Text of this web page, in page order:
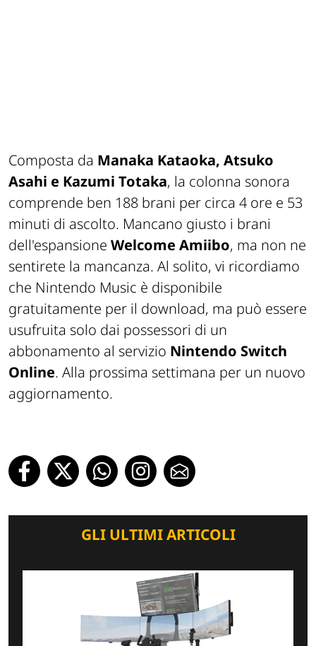
Composta da Manaka Kataoka, Atsuko
Asahi e Kazumi Totaka, la colonna sonora
comprende ben 188 brani per circa 4 ore e 53
minuti di ascolto. Mancano giusto i brani
dell'espansione Welcome Amiibo, ma non ne
sentirete la mancanza. Al solito, vi ricordiamo
che Nintendo Music è disponibile
gratuitamente per il download, ma può essere
usufruita solo dai possessori di un
abbonamento al servizio Nintendo Switch
Online. Alla prossima settimana per un nuovo
aggiornamento.
GLI ULTIMI ARTICOLI